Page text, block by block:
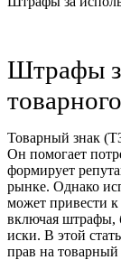
Штрафы
Товарный знак
Он помогает
формирует
рынке. Однако
может привести
включая штрафы,
иски. В этой
прав на